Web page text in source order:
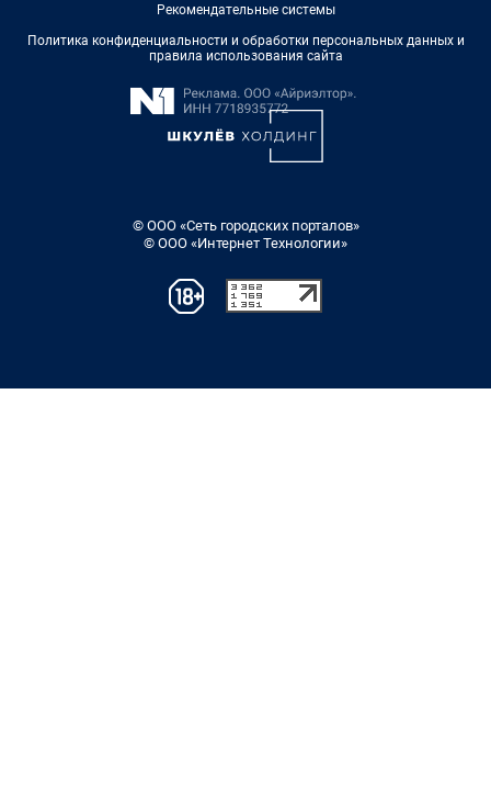
Рекомендательные системы
Политика конфиденциальности и обработки персональных данных и
правила использования сайта
© ООО «Сеть городских порталов»
© ООО «Интернет Технологии»